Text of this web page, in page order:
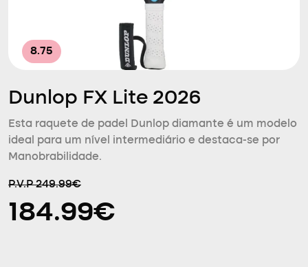
8.75
Dunlop FX Lite 2026
Esta raquete de padel Dunlop diamante é um modelo
ideal para um nível intermediário e destaca-se por
Manobrabilidade.
P.V.P 249.99€
184.99€